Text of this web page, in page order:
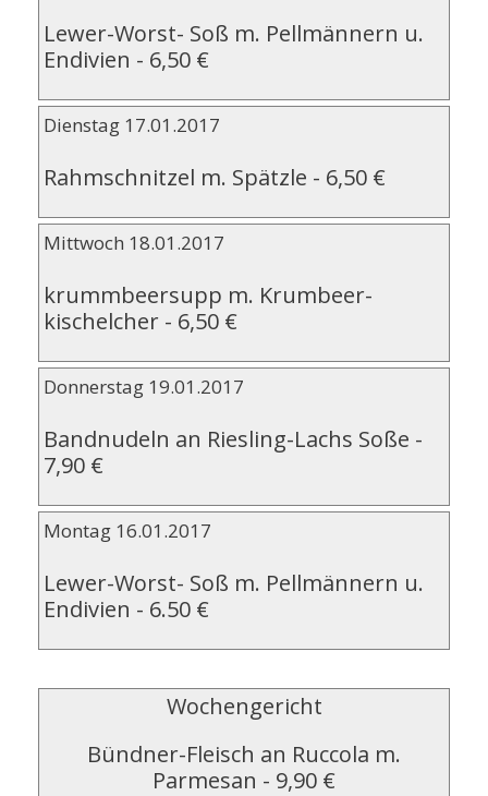
Lewer-Worst- Soß m. Pellmännern u.
Endivien - 6,50 €
Dienstag 17.01.2017
Rahmschnitzel m. Spätzle - 6,50 €
Mittwoch 18.01.2017
krummbeersupp m. Krumbeer-
kischelcher - 6,50 €
Donnerstag 19.01.2017
Bandnudeln an Riesling-Lachs Soße -
7,90 €
Montag 16.01.2017
Lewer-Worst- Soß m. Pellmännern u.
Endivien - 6.50 €
Wochengericht
Bündner-Fleisch an Ruccola m.
Parmesan - 9,90 €